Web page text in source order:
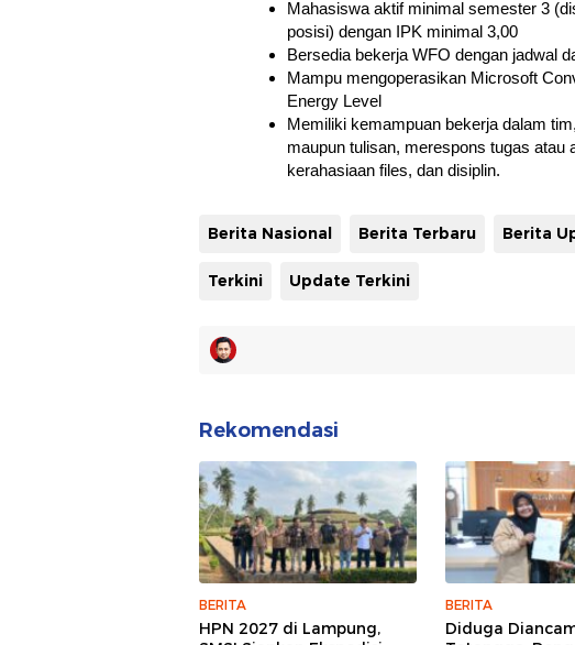
Mahasiswa aktif minimal semester 3
posisi) dengan IPK minimal 3,00
Bersedia bekerja WFO dengan jadwal
Mampu mengoperasikan Microsoft
Energy Level
Memiliki kemampuan bekerja dalam
maupun tulisan, merespons tugas atau
kerahasiaan files, dan disiplin.
Berita Nasional Berita Terbaru Berita
Terkini Update Terkini
Rekomendasi
BERITA
HPN 2027 di Lampung,
BERITA
Diduga